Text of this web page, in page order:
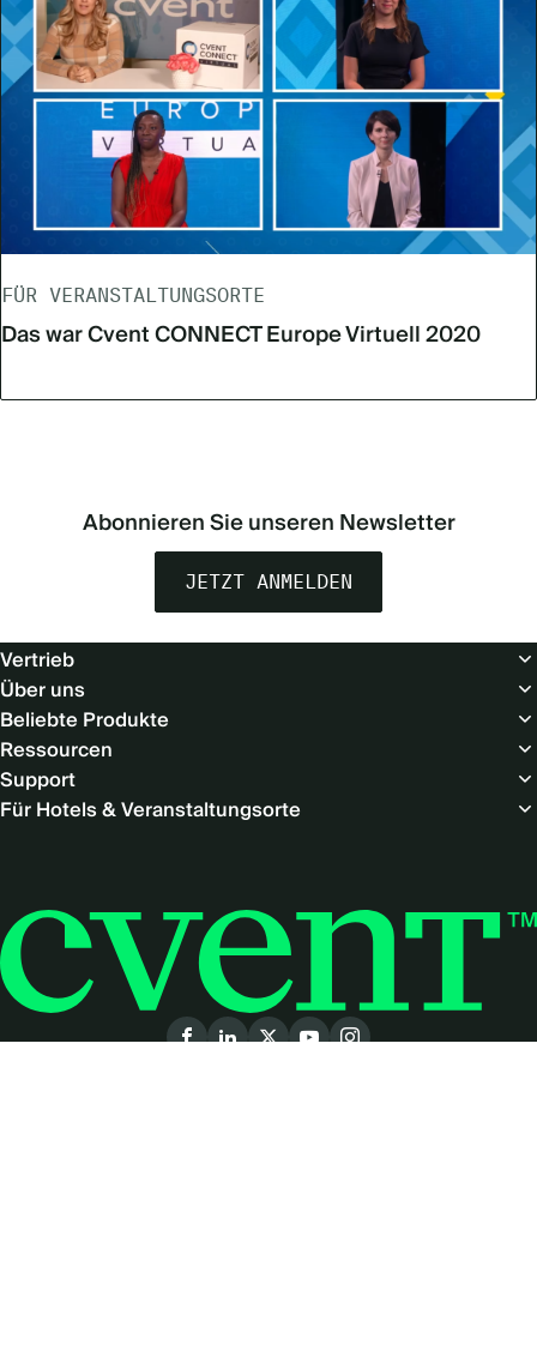
FÜR VERANSTALTUNGSORTE
Das war Cvent CONNECT Europe Virtuell 2020
Abonnieren Sie unseren Newsletter
JETZT ANMELDEN
Footer
(Europe
-
DE)
Vertrieb
Über uns
Beliebte Produkte
Ressourcen
Support
Für Hotels & Veranstaltungsorte
Social
menu